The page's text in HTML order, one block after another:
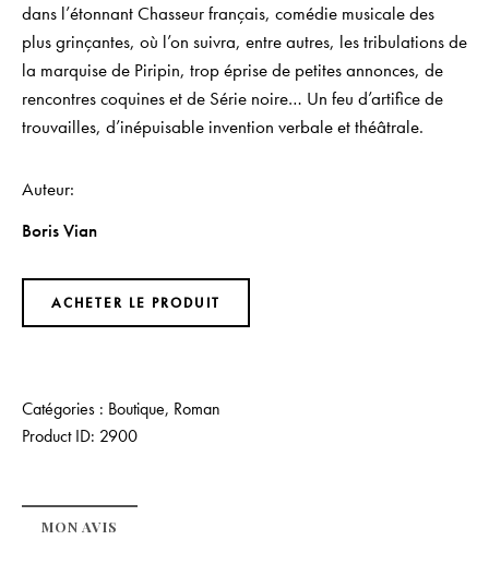
dans l’étonnant Chasseur français, comédie musicale des
plus grinçantes, où l’on suivra, entre autres, les tribulations de
la marquise de Piripin, trop éprise de petites annonces, de
rencontres coquines et de Série noire… Un feu d’artifice de
trouvailles, d’inépuisable invention verbale et théâtrale.
Auteur
Boris Vian
ACHETER LE PRODUIT
Catégories : Boutique, Roman
Product ID: 2900
MON AVIS